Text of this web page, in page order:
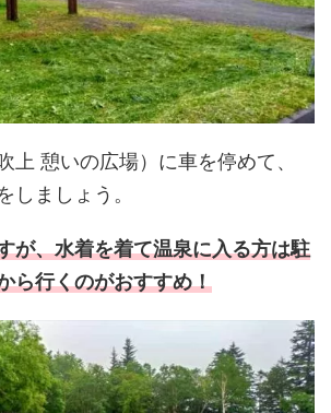
上 憩いの広場）に車を停めて、
しましょう。
が、水着を着て温泉に入る方は駐
ら行くのがおすすめ！